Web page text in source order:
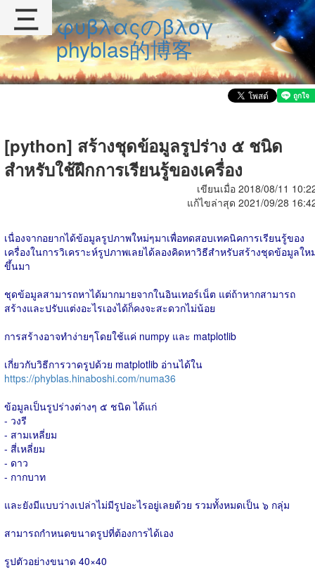
φυβλαςのβλογ
phyblas的博客
[python] สร้างชุดข้อมูลรูปร่าง ๕ ชนิด
สำหรับใช้ฝึกการเรียนรู้ของเครื่อง
เขียนเมื่อ 2018/08/11
แก้ไขล่าสุด 2021/09/28
เนื่องจากอยากได้ข้อมูลรูปภาพใหม่ๆมาเพื่อทดสอบเทคนิคการเรียนรู้ของ
เครื่องในการวิเคราะห์รูปภาพเลยได้ลองคิดหาวิธีสำหรับสร้างชุดข้อมูลให
ขึ้นมา
ชุดข้อมูลสามารถหาได้มากมายจากในอินเทอร์เน็ต แต่ถ้าหากสามารถ
สร้างและปรับแต่งอะไรเองได้ก็คงจะสะดวกไม่น้อย
การสร้างอาจทำง่ายๆโดยใช้แค่ numpy และ matplotlib
เกี่ยวกับวิธีการวาดรูปด้วย matplotlib อ่านได้ใน
https://phyblas.hinaboshi.com/numa36
ข้อมูลเป็นรูปร่างต่างๆ ๕ ชนิด ได้แก่
- วงรี
- สามเหลี่ยม
- สี่เหลี่ยม
- ดาว
- กากบาท
และยังมีแบบว่างเปล่าไม่มีรูปอะไรอยู่เลยด้วย รวมทั้งหมดเป็น ๖ กลุ่ม
สามารถกำหนดขนาดรูปที่ต้องการได้เอง
รูปตัวอย่างขนาด 40×40
三